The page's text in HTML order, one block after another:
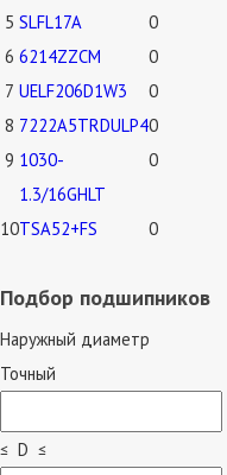
5 SLFL17A 0
6 6214ZZCM 0
7 UELF206D1W3 0
8 7222A5TRDULP40
9 1030-
1.3/16GHLT
0
10TSA52+FS 0
Подбор подшипников
Наружный диаметр
Точный
≤ D ≤